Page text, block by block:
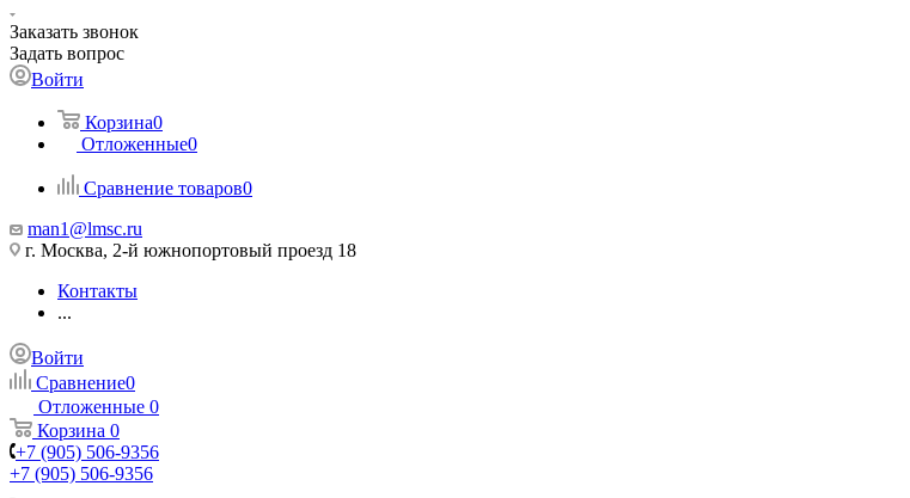
Заказать звонок
Задать вопрос
Войти
Корзина0
Отложенные0
Сравнение товаров0
man1@lmsc.ru
г. Москва, 2-й южнопортовый проезд 18
Контакты
...
Войти
Сравнение0
Отложенные 0
Корзина 0
+7 (905) 506-9356
+7 (905) 506-9356